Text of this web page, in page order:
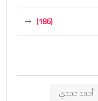
(186)
أحمد حمدي